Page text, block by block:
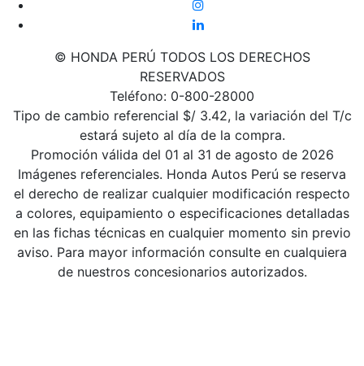
© HONDA PERÚ TODOS LOS DERECHOS
RESERVADOS
Teléfono: 0-800-28000
Tipo de cambio referencial $/ 3.42, la variación del T/c
estará sujeto al día de la compra.
Promoción válida del 01 al 31 de agosto de 2026
Imágenes referenciales. Honda Autos Perú se reserva
el derecho de realizar cualquier modificación respecto
a colores, equipamiento o especificaciones detalladas
en las fichas técnicas en cualquier momento sin previo
aviso. Para mayor información consulte en cualquiera
de nuestros concesionarios autorizados.